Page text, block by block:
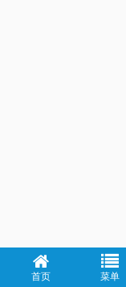
首页 菜单